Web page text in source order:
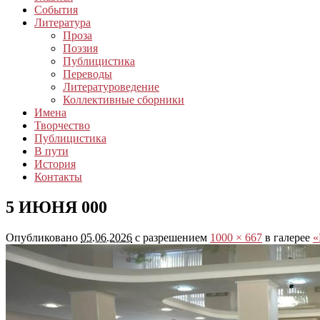
События
Литература
Проза
Поэзия
Публицистика
Переводы
Литературоведение
Коллективные сборники
Имена
Творчество
Публицистика
В пути
История
Контакты
5 ИЮНЯ 000
Опубликовано 05.06.2026 с разрешением 1000 × 667 в галерее